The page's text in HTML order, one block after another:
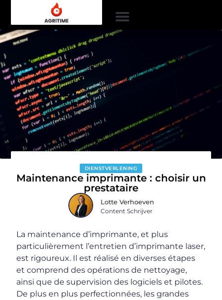
DIENSTVERLENING
Maintenance imprimante : choisir un
prestataire
Lotte Verhoeven
Content Schrijver
La maintenance d’imprimante, et plus
particulièrement l’entretien d’imprimante laser,
est rigoureux. Il est réalisé en diverses étapes
et comprend des opérations de nettoyage,
ainsi que de supervision des logiciels et pilotes.
De plus en plus perfectionnées, les grandes